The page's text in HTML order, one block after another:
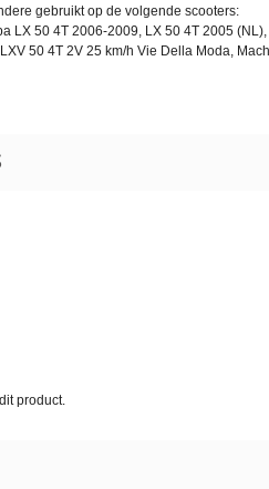
gebruikt op de volgende scooters:
LX 50 4T 2006-2009, LX 50 4T 2005
50 4T 2V 25 km/h Vie Della Moda,
product.